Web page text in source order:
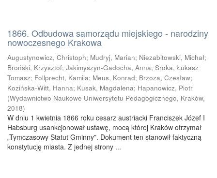
1866. Odbudowa samorządu miejskiego - narodziny
nowoczesnego Krakowa
Augustynowicz, Christoph; Mudryj, Marian; Niezabitowski, Michał;
Broński, Krzysztof; Jakimyszyn-Gadocha, Anna; Sroka, Łukasz
Tomasz; Follprecht, Kamila; Meus, Konrad; Brzoza, Czesław;
Kozińska-Witt, Hanna; Kusak, Magdalena; Hapanowicz, Piotr
(Wydawnictwo Naukowe Uniwersytetu Pedagogicznego, Kraków,
2018)
W dniu 1 kwietnia 1866 roku cesarz austriacki Franciszek Józef I
Habsburg usankcjonował ustawę, mocą której Kraków otrzymał
„Tymczasowy Statut Gminny”. Dokument ten stanowił faktyczną
konstytucję miasta. Z jednej strony ...